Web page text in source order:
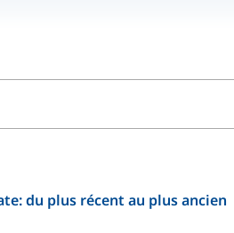
du plus récent au plus ancien